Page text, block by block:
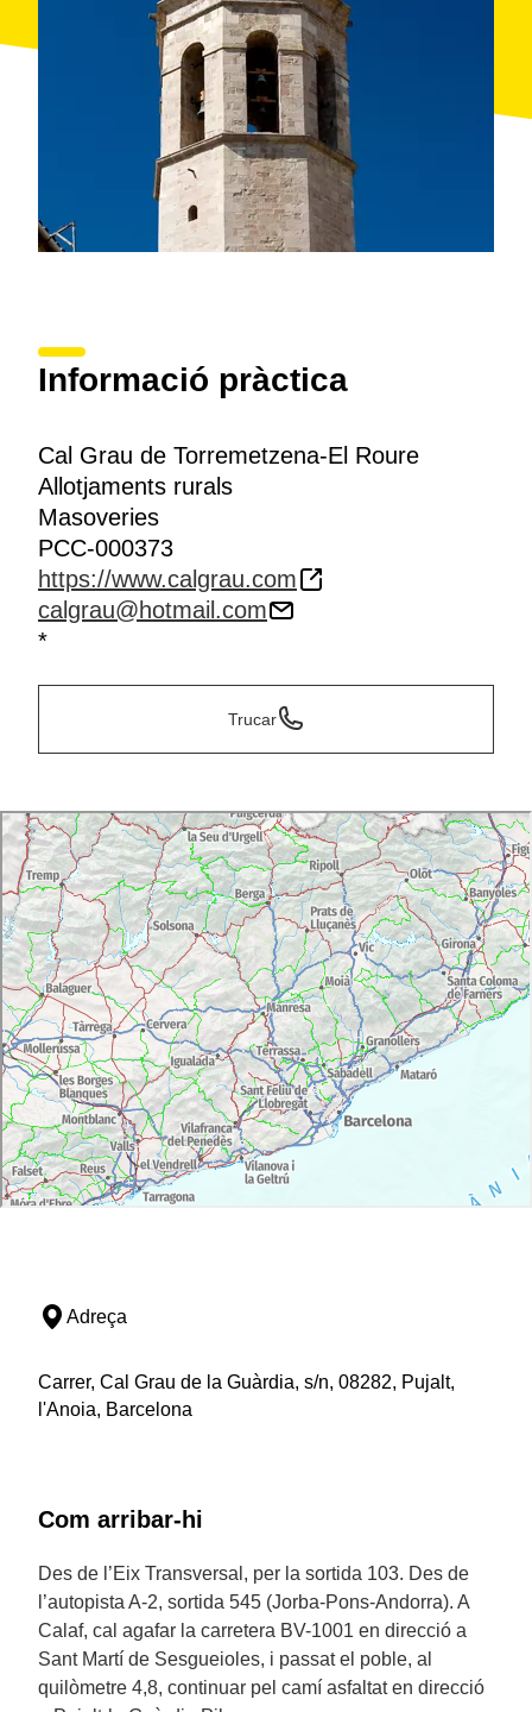
Informació pràctica
Cal Grau de Torremetzena-El Roure
Allotjaments rurals
Masoveries
PCC-000373
https://www.calgrau.com
calgrau@hotmail.com
*
Trucar
Adreça
Carrer, Cal Grau de la Guàrdia, s/n, 08282, Pujalt,
l'Anoia, Barcelona
Com arribar-hi
Des de l’Eix Transversal, per la sortida 103. Des de
l’autopista A-2, sortida 545 (Jorba-Pons-Andorra). A
Calaf, cal agafar la carretera BV-1001 en direcció a
Sant Martí de Sesgueioles, i passat el poble, al
quilòmetre 4,8, continuar pel camí asfaltat en direcció